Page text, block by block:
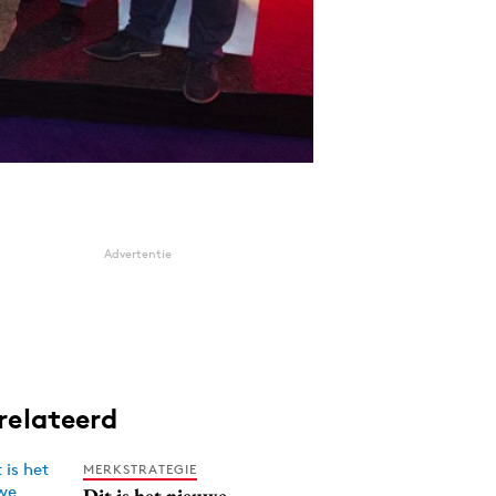
Advertentie
MERKSTRATEGIE